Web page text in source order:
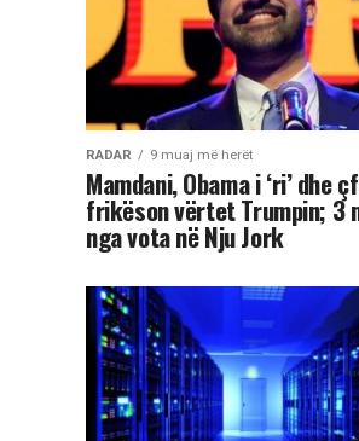
RADAR 9 muaj më herët
Mamdani, Obama i ‘ri’ dhe
frikëson vërtet Trumpin; 3
nga vota në Nju Jork